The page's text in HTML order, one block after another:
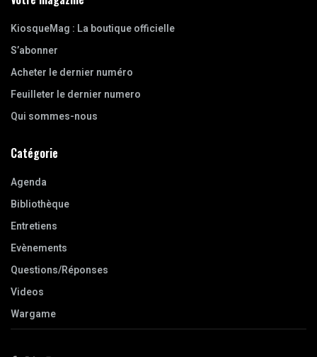
KiosqueMag : La boutique officielle
S’abonner
Acheter le dernier numéro
Feuilleter le dernier numero
Qui sommes-nous
Catégorie
Agenda
Bibliothèque
Entretiens
Evènements
Questions/Réponses
Videos
Wargame